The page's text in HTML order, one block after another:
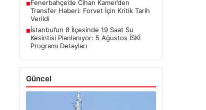
■Fenerbahçe’de Cihan Kamer’den
Transfer Haberi: Forvet İçin Kritik Tarih
Verildi
■İstanbul’un 8 İlçesinde 19 Saat Su
Kesintisi Planlanıyor: 5 Ağustos İSKİ
Programı Detayları
Güncel